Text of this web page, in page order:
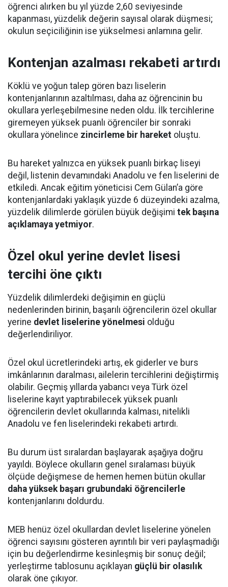
öğrenci alırken bu yıl yüzde 2,60 seviyesinde
kapanması, yüzdelik değerin sayısal olarak düşmesi;
okulun seçiciliğinin ise yükselmesi anlamına gelir.
Kontenjan azalması rekabeti artırdı
Köklü ve yoğun talep gören bazı liselerin
kontenjanlarının azaltılması, daha az öğrencinin bu
okullara yerleşebilmesine neden oldu. İlk tercihlerine
giremeyen yüksek puanlı öğrenciler bir sonraki
okullara yönelince zincirleme bir hareket oluştu.
Bu hareket yalnızca en yüksek puanlı birkaç liseyi
değil, listenin devamındaki Anadolu ve fen liselerini de
etkiledi. Ancak eğitim yöneticisi Cem Gülan’a göre
kontenjanlardaki yaklaşık yüzde 6 düzeyindeki azalma,
yüzdelik dilimlerde görülen büyük değişimi tek başına
açıklamaya yetmiyor.
Özel okul yerine devlet lisesi
tercihi öne çıktı
Yüzdelik dilimlerdeki değişimin en güçlü
nedenlerinden birinin, başarılı öğrencilerin özel okullar
yerine devlet liselerine yönelmesi olduğu
değerlendiriliyor.
Özel okul ücretlerindeki artış, ek giderler ve burs
imkânlarının daralması, ailelerin tercihlerini değiştirmiş
olabilir. Geçmiş yıllarda yabancı veya Türk özel
liselerine kayıt yaptırabilecek yüksek puanlı
öğrencilerin devlet okullarında kalması, nitelikli
Anadolu ve fen liselerindeki rekabeti artırdı.
Bu durum üst sıralardan başlayarak aşağıya doğru
yayıldı. Böylece okulların genel sıralaması büyük
ölçüde değişmese de hemen hemen bütün okullar
daha yüksek başarı grubundaki öğrencilerle
kontenjanlarını doldurdu.
MEB henüz özel okullardan devlet liselerine yönelen
öğrenci sayısını gösteren ayrıntılı bir veri paylaşmadığı
için bu değerlendirme kesinleşmiş bir sonuç değil;
yerleştirme tablosunu açıklayan güçlü bir olasılık
olarak öne çıkıyor.